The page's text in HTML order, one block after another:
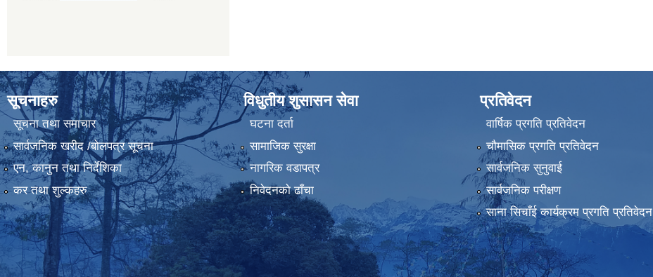
सूचनाहरु
सूचना तथा समाचार
सार्वजनिक खरीद /बोलपत्र सूचना
एन, कानुन तथा निर्देशिका
कर तथा शुल्कहरु
विधुतीय शुसासन सेवा
घटना दर्ता
सामाजिक सुरक्षा
नागरिक वडापत्र
निवेदनको ढाँचा
प्रतिवेदन
वार्षिक प्रगति प्रतिवेदन
चौमासिक प्रगति प्रतिवेदन
सार्वजनिक सुनुवाई
सार्वजनिक परीक्षण
साना सिचाँई कार्यक्रम प्रगति प्रतिवेदन